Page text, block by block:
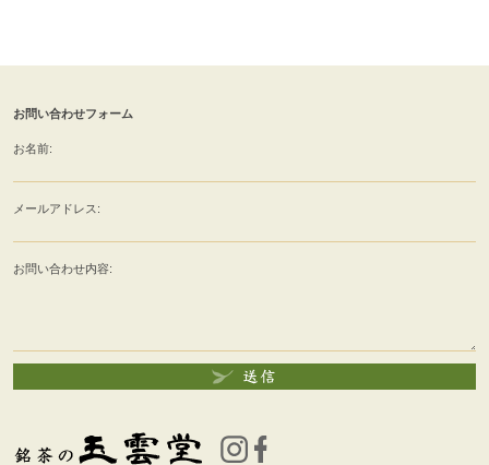
お問い合わせフォーム
お名前:
メールアドレス:
お問い合わせ内容: